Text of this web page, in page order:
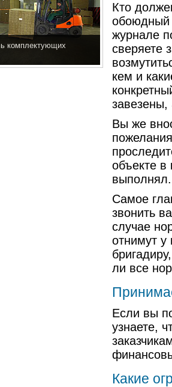
Кто
обоюдный
журнале
сверяете
кем и
Вы же
объекте в
выполнял.
Самое
звонить
случае
отнимут у
ли все
Если вы
узнаете,
Какие